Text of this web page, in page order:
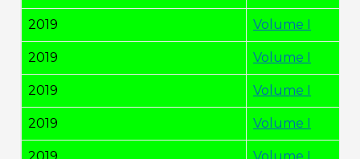
2019 Volume I
2019 Volume I
2019 Volume I
2019 Volume I